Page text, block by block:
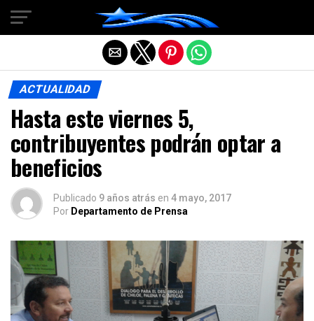
ACTUALIDAD
Hasta este viernes 5,
contribuyentes podrán optar a
beneficios
Publicado 9 años atrás en 4 mayo, 2017
Por Departamento de Prensa
Salir de la versión móvil